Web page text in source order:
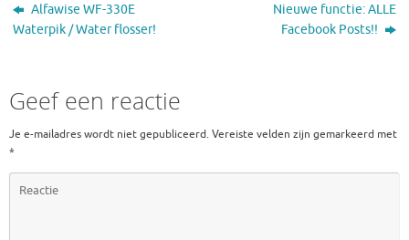
Alfawise WF-330E
Waterpik / Water flosser!
Nieuwe functie: ALLE
Facebook Posts!!
Geef een reactie
Je e-mailadres wordt niet gepubliceerd. Vereiste velden zijn gemarkeerd met
*